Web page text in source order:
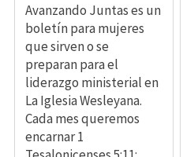
Avanzando Juntas es un
boletín para mujeres
que sirven o se
preparan para el
liderazgo ministerial en
La Iglesia Wesleyana.
Cada mes queremos
encarnar 1